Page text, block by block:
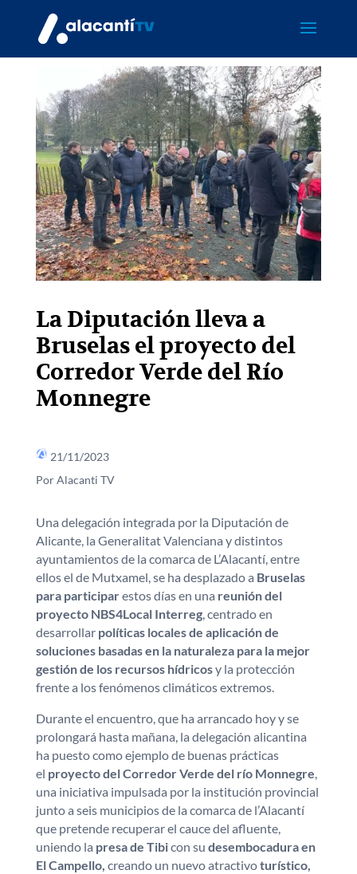
La Diputación lleva a
Bruselas el proyecto del
Corredor Verde del Río
Monnegre
21/11/2023
Por Alacanti TV
Una delegación integrada por la Diputación de
Alicante, la Generalitat Valenciana y distintos
ayuntamientos de la comarca de L’Alacantí, entre
ellos el de Mutxamel, se ha desplazado a Bruselas
para participarestos días en una reunión del
proyecto NBS4Local Interreg, centrado en
desarrollar políticas locales de aplicación de
soluciones basadas en la naturaleza para la mejor
gestión de los recursos hídricosy la protección
frente a los fenómenos climáticos extremos.
Durante el encuentro, que ha arrancado hoy y se
prolongará hasta mañana, la delegación alicantina
ha puesto como ejemplo de buenas prácticas
el proyecto del Corredor Verde del río Monnegre
una iniciativa impulsada por la institución provincial
junto a seis municipios de la comarca de l’Alacantí
que pretende recuperar el cauce del afluente,
uniendo la presa de Tibicon su desembocadura en
El Campello, creando un nuevo atractivoturístico,